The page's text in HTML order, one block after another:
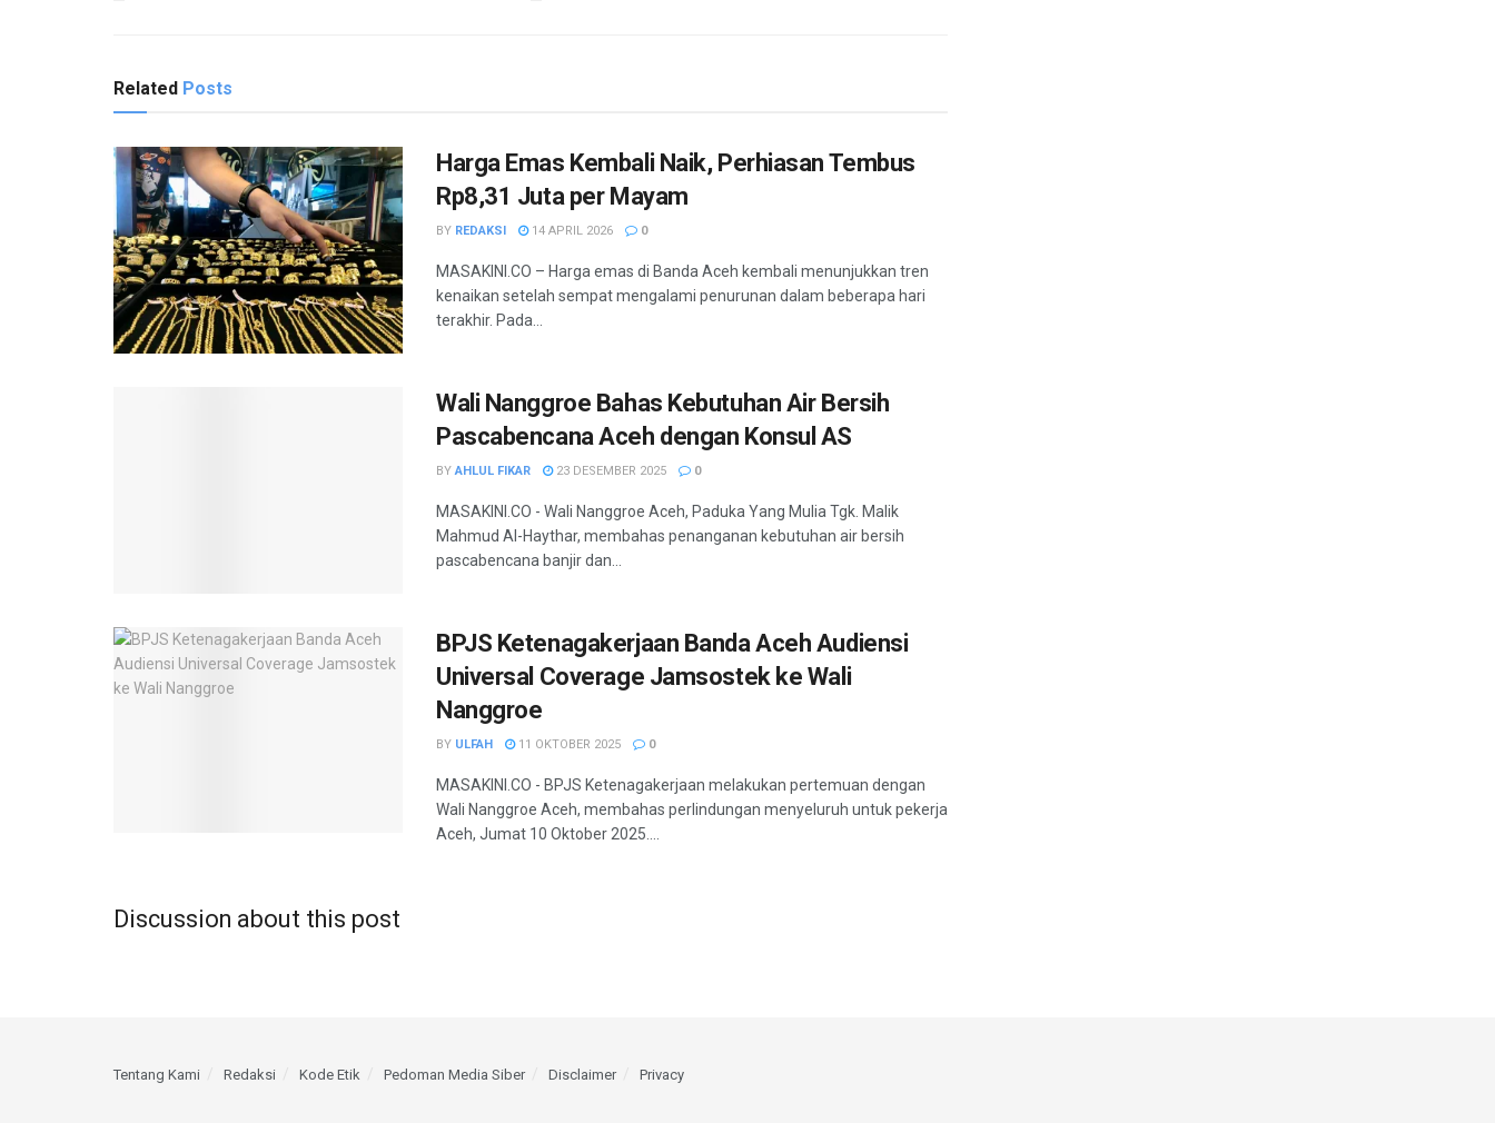
Related Posts
Harga Emas Kembali Naik, Perhiasan Tembus
Rp8,31 Juta per Mayam
BY REDAKSI 14 APRIL 2026 0
MASAKINI.CO – Harga emas di Banda Aceh kembali menunjukkan tren
kenaikan setelah sempat mengalami penurunan dalam beberapa hari
terakhir. Pada...
Wali Nanggroe Bahas Kebutuhan Air Bersih
Pascabencana Aceh dengan Konsul AS
BY AHLUL FIKAR 23 DESEMBER 2025 0
MASAKINI.CO - Wali Nanggroe Aceh, Paduka Yang Mulia Tgk. Malik
Mahmud Al-Haythar, membahas penanganan kebutuhan air bersih
pascabencana banjir dan...
BPJS Ketenagakerjaan Banda Aceh Audiensi
Universal Coverage Jamsostek ke Wali
Nanggroe
BY ULFAH 11 OKTOBER 2025 0
MASAKINI.CO - BPJS Ketenagakerjaan melakukan pertemuan dengan
Wali Nanggroe Aceh, membahas perlindungan menyeluruh untuk pekerja
Aceh, Jumat 10 Oktober 2025....
Discussion about this post
Tentang Kami Redaksi Kode Etik Pedoman Media Siber Disclaimer Privacy